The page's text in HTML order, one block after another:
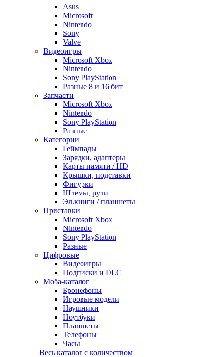
Asus
Microsoft
Nintendo
Sony
Valve
Видеоигры
Microsoft Xbox
Nintendo
Sony PlayStation
Разные 8 и 16 бит
Запчасти
Microsoft Xbox
Nintendo
Sony PlayStation
Разные
Категории
Геймпады
Зарядки, адаптеры
Карты памяти / HD
Крышки, подставки
Фигурки
Шлемы, рули
Эл.книги / планшеты
Приставки
Microsoft Xbox
Nintendo
Sony PlayStation
Разные
Цифровые
Видеоигры
Подписки и DLC
Моба-каталог
Бронефоны
Игровые модели
Наушники
Ноутбуки
Планшеты
Телефоны
Часы
Весь каталог с количеством